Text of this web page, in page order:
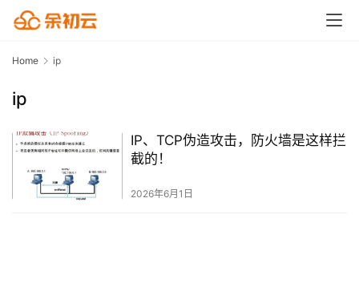
Home ip
ip
IP、TCP伪造攻击，防火墙是这样拦
截的！
2026年6月1日